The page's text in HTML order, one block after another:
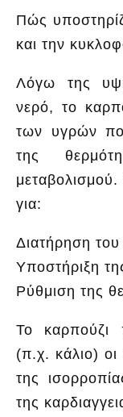
Πώς
και την
Λόγω της
νερό, το
των υγρών
της
για:
Διατήρηση
Υποστήριξη
Ρύθμιση της
Το καρπούζι
(π.χ. κάλιο)
της
της